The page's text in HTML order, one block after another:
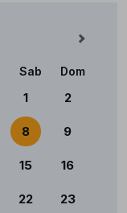
Mês
Sab Dom
1 2
8 9
15 16
22 23